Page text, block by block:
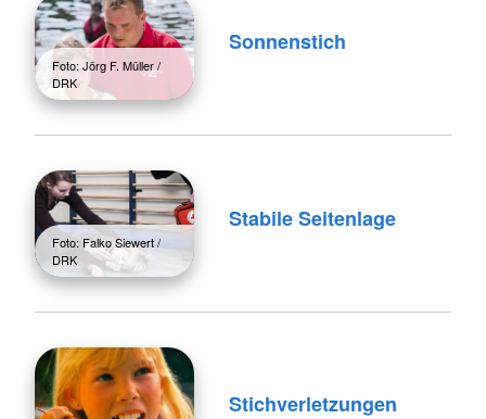
Foto: Jörg F. Müller /
DRK
Sonnenstich
Foto: Falko Siewert /
DRK
Stabile Seitenlage
Stichverletzungen